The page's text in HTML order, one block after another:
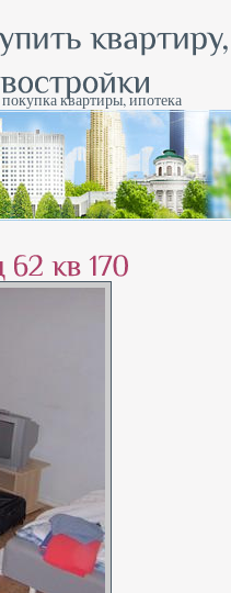
квартиры, ипотека